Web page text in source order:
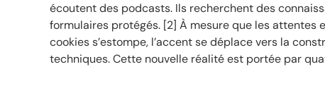
écoutent des podcasts. Ils recherchent des
formulaires protégés. [2] À mesure que les
cookies s’estompe, l’accent se déplace vers la
techniques. Cette nouvelle réalité est portée par